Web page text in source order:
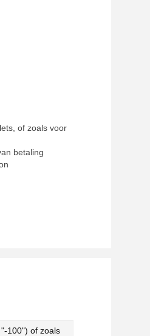
of zoals voor
betaling
100") of zoals